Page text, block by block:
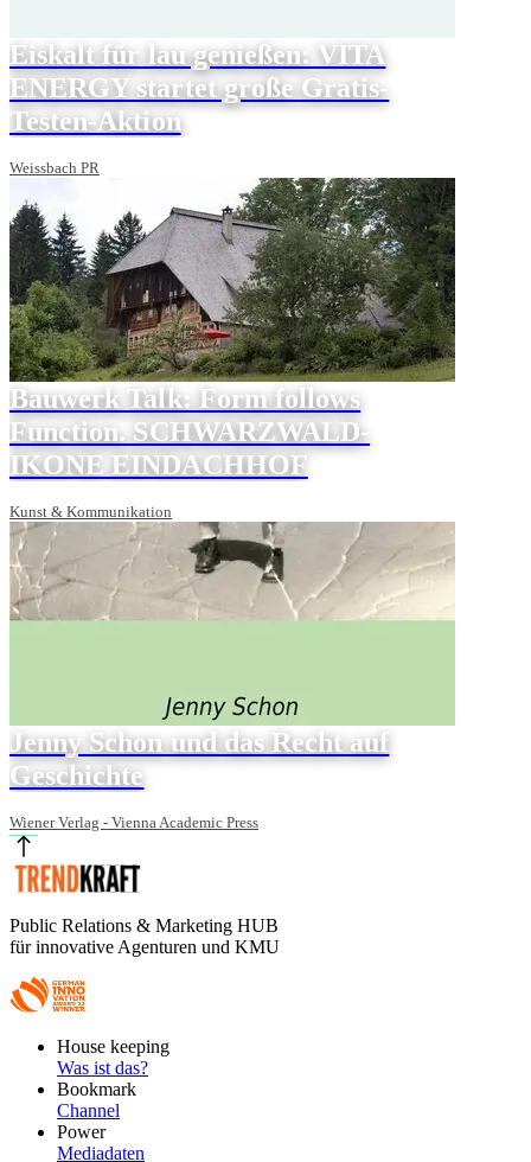
Eiskalt für lau genießen: VITA
ENERGY startet große Gratis-
Testen-Aktion
Weissbach PR
Bauwerk Talk: Form follows
Function. SCHWARZWALD-
IKONE EINDACHHOF
Kunst & Kommunikation
Jenny Schon und das Recht auf
Geschichte
Wiener Verlag - Vienna Academic Press
Public Relations & Marketing HUB
für innovative Agenturen und KMU
FooterHouse keeping
Was ist das?
Bookmark
Channel
Power
Mediadaten